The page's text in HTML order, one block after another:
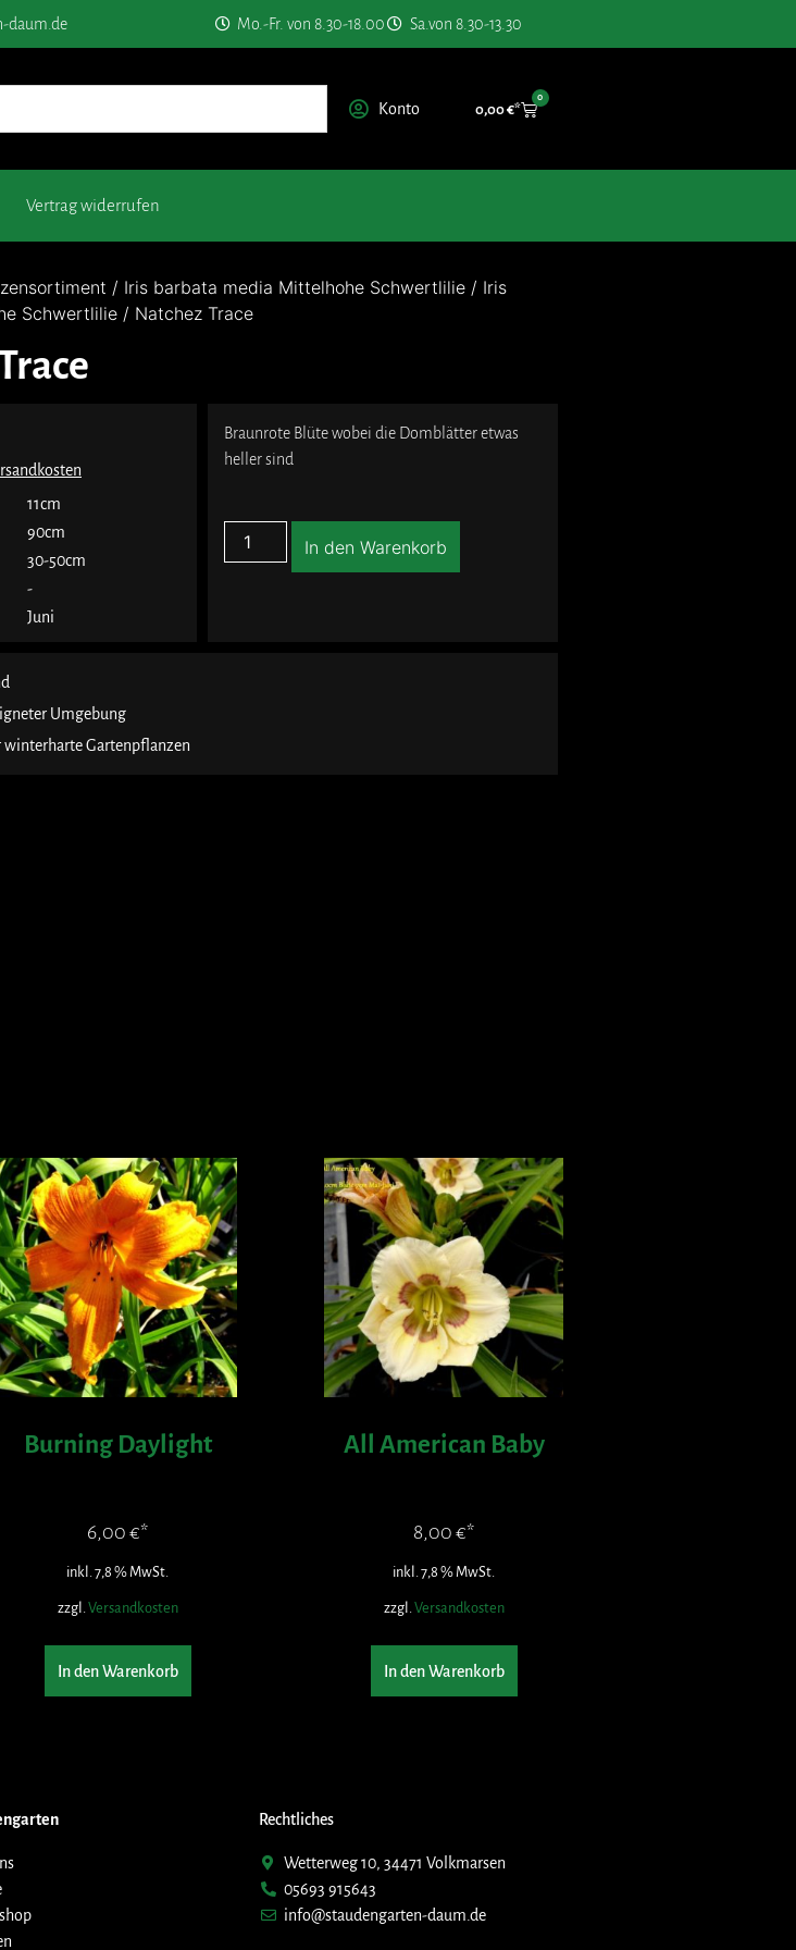
daum.de Mo.-Fr. von 8.30-18.00 Sa.von 8.30-13.30
Konto 0,00€
0
Vertrag widerrufen
/ Iris barbata media Mittelhohe Schwertlilie / Iris
Schwertlilie / Natchez Trace
11cm
90cm
30-50cm
-
Juni
Braunrote Blüte wobei die Domblätter etwas
heller sind
In den Warenkorb
Umgebung
winterharte Gartenpflanzen
Burning Daylight
6,00 €
inkl. 7,8 % MwSt.
zzgl. Versandkosten
In den Warenkorb
All American Baby
8,00 €
inkl. 7,8 % MwSt.
zzgl. Versandkosten
In den Warenkorb
Rechtliches
Wetterweg 10, 34471 Volkmarsen
05693 915643
info@staudengarten-daum.de